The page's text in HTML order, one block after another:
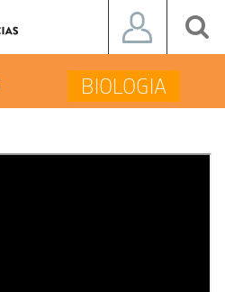
BIOLOGIA